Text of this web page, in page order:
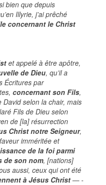
bien que depuis
Illyrie, j’ai prêché
concernant le Christ
et appelé à être apôtre,
de Dieu, qu’il a
Écritures par
concernant son Fils,
selon la chair, mais
Fils de Dieu selon
de [la] résurrection
Christ notre Seigneur,
imméritée et
de la foi parmi
de son nom, [nations]
aussi, ceux qui ont été
à Jésus Christ — -